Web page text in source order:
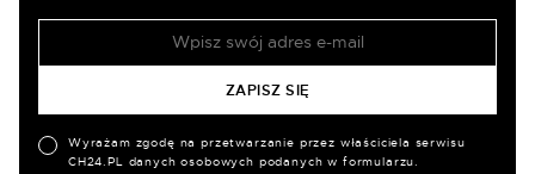
Wyrażam zgodę na przetwarzanie przez właściciela serwisu
CH24.PL danych osobowych podanych w formularzu.